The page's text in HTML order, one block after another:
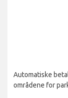
Automatiske
områdene for